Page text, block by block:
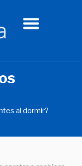
al dormir?